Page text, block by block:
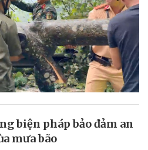
biện pháp bảo đảm an
mưa bão